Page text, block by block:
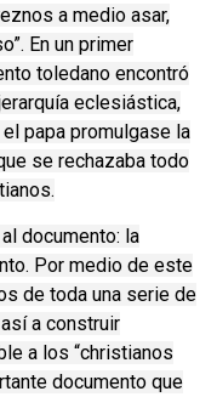
a medio asar,
En un primer
toledano encontró
eclesiástica,
papa promulgase la
se rechazaba todo
documento: la
Por medio de este
de toda una serie de
a construir
a los “christianos
documento que